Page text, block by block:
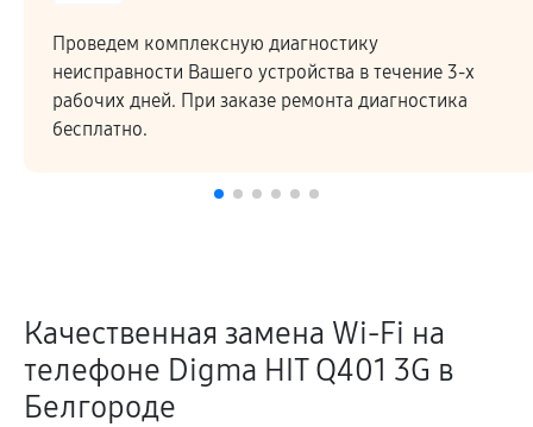
Проведем комплексную диагностику
неисправности Вашего устройства в течение 3-х
рабочих дней. При заказе ремонта диагностика
бесплатно.
Качественная замена Wi-Fi на
телефоне Digma HIT Q401 3G в
Белгороде